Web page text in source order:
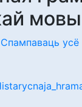
мовы
Спампаваць усё